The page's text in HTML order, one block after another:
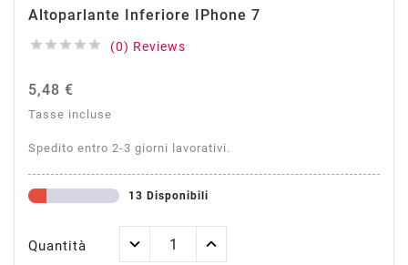
Altoparlante Inferiore IPhone 7
     (0) Reviews
5,48 €
Tasse incluse
Spedito entro 2-3 giorni lavorativi.
13 Disponibili
Quantità